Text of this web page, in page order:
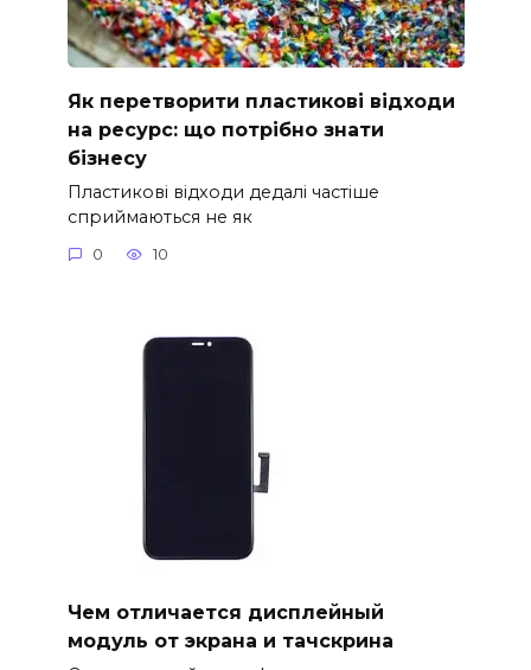
Як перетворити пластикові відходи
на ресурс: що потрібно знати
бізнесу
Пластикові відходи дедалі частіше
сприймаються не як
0 10
Чем отличается дисплейный
модуль от экрана и тачскрина